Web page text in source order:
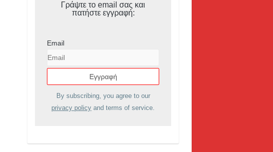
Γράψτε το email σας και
πατήστε εγγραφή:
Email
By subscribing, you agree to our
privacy policy and terms of service.